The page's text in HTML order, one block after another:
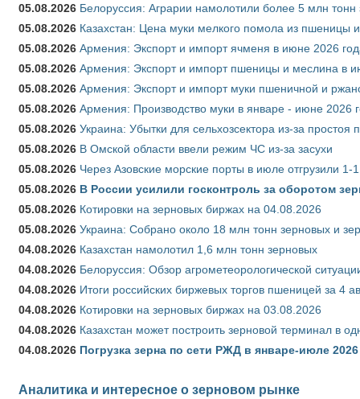
05.08.2026 Белоруссия: Аграрии намолотили более 5 млн тонн
05.08.2026 Казахстан: Цена муки мелкого помола из пшеницы
05.08.2026 Армения: Экспорт и импорт ячменя в июне 2026
05.08.2026 Армения: Экспорт и импорт пшеницы и меслина в
05.08.2026 Армения: Экспорт и импорт муки пшеничной и
05.08.2026 Армения: Производство муки в январе - июне 2026
05.08.2026 Украина: Убытки для сельхозсектора из-за простоя
05.08.2026 В Омской области ввели режим ЧС из-за засухи
05.08.2026 Через Азовские морские порты в июле отгрузили
05.08.2026 В России усилили госконтроль за оборотом
05.08.2026 Котировки на зерновых биржах на 04.08.2026
05.08.2026 Украина: Собрано около 18 млн тонн зерновых и
04.08.2026 Казахстан намолотил 1,6 млн тонн зерновых
04.08.2026 Белоруссия: Обзор агрометеорологической
04.08.2026 Итоги российских биржевых торгов пшеницей за 4
04.08.2026 Котировки на зерновых биржах на 03.08.2026
04.08.2026 Казахстан может построить зерновой терминал в
04.08.2026 Погрузка зерна по сети РЖД в январе-июле
Аналитика и интересное о зерновом рынке